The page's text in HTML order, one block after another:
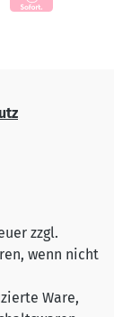
zzgl.
wenn nicht
Ware,